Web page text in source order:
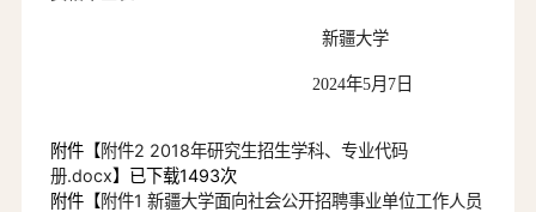
新疆大学
2024年5月7日
附件【附件2 2018年研究生招生学科、专业代码
册.docx】已下载1493次
附件【附件1 新疆大学面向社会公开招聘事业单位工作人员